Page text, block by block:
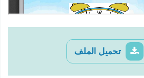
تحميل الملف